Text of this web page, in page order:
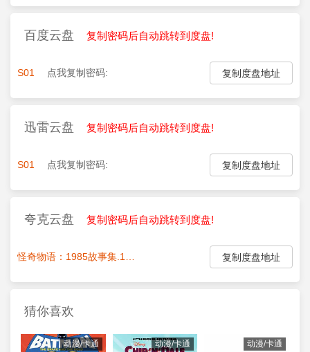
百度云盘 复制密码后自动跳转到度盘!
S01 点我复制密码: 复制度盘地址
迅雷云盘 复制密码后自动跳转到度盘!
S01 点我复制密码: 复制度盘地址
夸克云盘 复制密码后自动跳转到度盘!
点我复制密码:复制度盘地址
猜你喜欢
动漫/卡通 动漫/卡通 动漫/卡通